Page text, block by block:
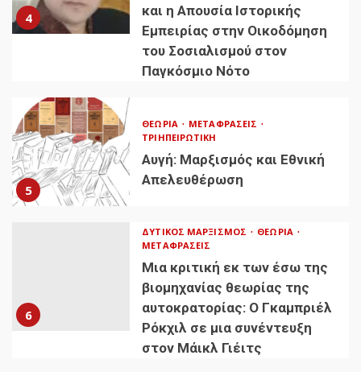
4
και η Απουσία Ιστορικής
Εμπειρίας στην Οικοδόμηση
του Σοσιαλισμού στον
Παγκόσμιο Νότο
5
ΘΕΩΡΊΑ
ΜΕΤΑΦΡΆΣΕΙΣ
ΤΡΙΗΠΕΙΡΩΤΙΚΉ
Αυγή: Μαρξισμός και Εθνική
Απελευθέρωση
6
ΔΥΤΙΚΌΣ ΜΑΡΞΙΣΜΌΣ
ΘΕΩΡΊΑ
ΜΕΤΑΦΡΆΣΕΙΣ
Μια κριτική εκ των έσω της
βιομηχανίας θεωρίας της
αυτοκρατορίας: Ο Γκαμπριέλ
Ρόκχιλ σε μια συνέντευξη
στον Μάικλ Γιέιτς